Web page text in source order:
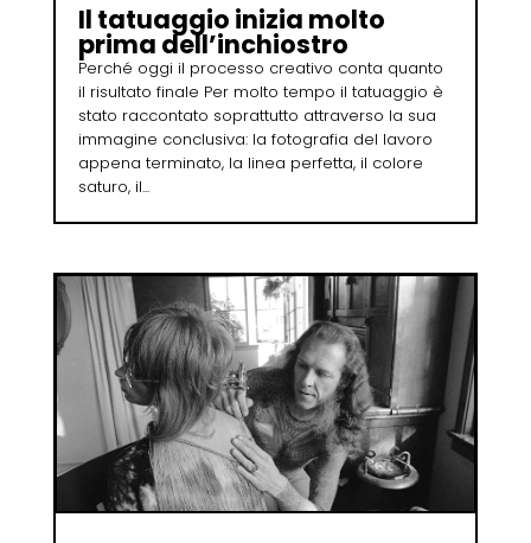
Il tatuaggio inizia molto
prima dell’inchiostro
Perché oggi il processo creativo conta quanto
il risultato finale Per molto tempo il tatuaggio è
stato raccontato soprattutto attraverso la sua
immagine conclusiva: la fotografia del lavoro
appena terminato, la linea perfetta, il colore
saturo, il...